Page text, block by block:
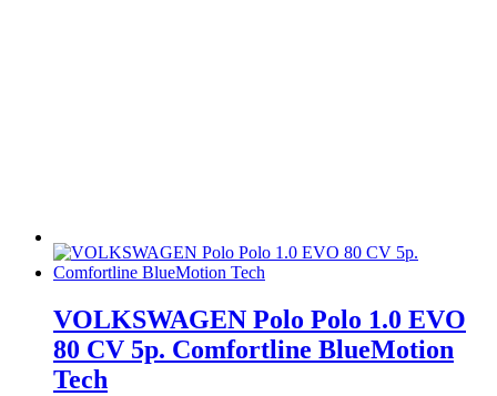
VOLKSWAGEN Polo Polo 1.0 EVO
80 CV 5p. Comfortline BlueMotion
Tech